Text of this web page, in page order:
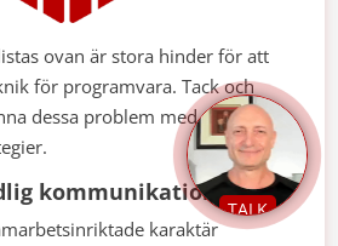
ovan är stora hinder för att
för programvara. Tack och
dessa problem med en
kommunikation
karaktär
TALK